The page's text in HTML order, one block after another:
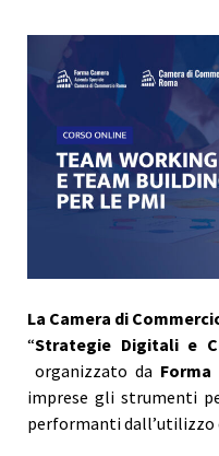
La Camera di
“Strategie Digitali e
organizzato da Forma
imprese gli strumenti
performanti dall’utilizzo